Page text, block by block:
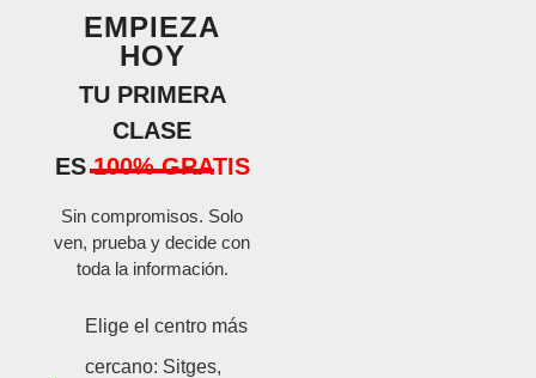
EMPIEZA
HOY
TU PRIMERA
CLASE
ES100% GRATIS
Sin compromisos. Solo
ven, prueba y decide con
toda la información.
Elige el centro más
cercano: Sitges,